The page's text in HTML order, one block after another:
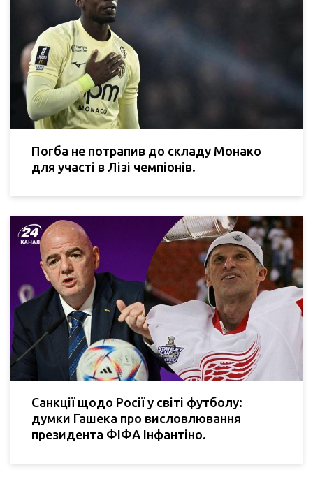
Погба не потрапив до складу Монако
для участі в Лізі чемпіонів.
Санкції щодо Росії у світі футболу:
думки Гашека про висловлювання
президента ФІФА Інфантіно.